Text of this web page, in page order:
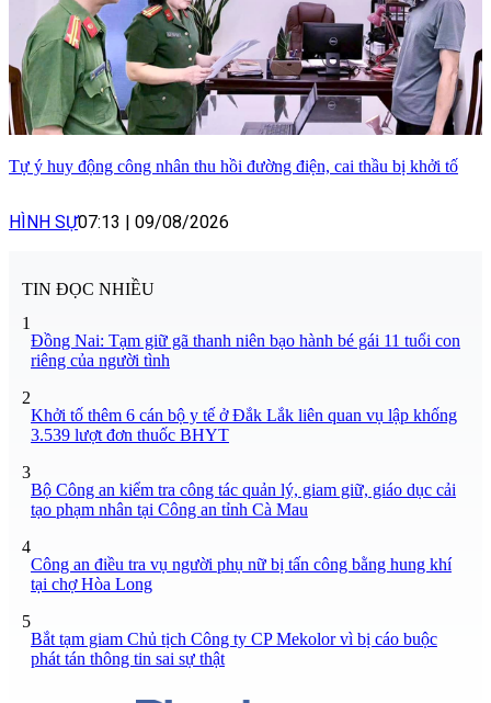
Tự ý huy động công nhân thu hồi đường điện, cai thầu bị khởi tố
HÌNH SỰ07:13 09/08/2026
TIN ĐỌC NHIỀU
1
Đồng Nai: Tạm giữ gã thanh niên bạo hành bé gái 11 tuổi con
riêng của người tình
2
Khởi tố thêm 6 cán bộ y tế ở Đắk Lắk liên quan vụ lập khống
3.539 lượt đơn thuốc BHYT
3
Bộ Công an kiểm tra công tác quản lý, giam giữ, giáo dục cải
tạo phạm nhân tại Công an tỉnh Cà Mau
4
Công an điều tra vụ người phụ nữ bị tấn công bằng hung khí
tại chợ Hòa Long
5
Bắt tạm giam Chủ tịch Công ty CP Mekolor vì bị cáo buộc
phát tán thông tin sai sự thật